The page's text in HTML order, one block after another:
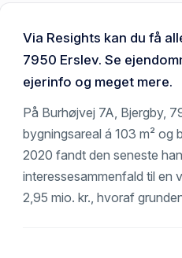
Via Resights kan du få
7950 Erslev. Se
ejerinfo og meget mere.
På Burhøjvej 7A, Bjergby,
bygningsareal á 103 m² og
2020 fandt den seneste
interessesammenfald til en
2,95 mio. kr., hvoraf